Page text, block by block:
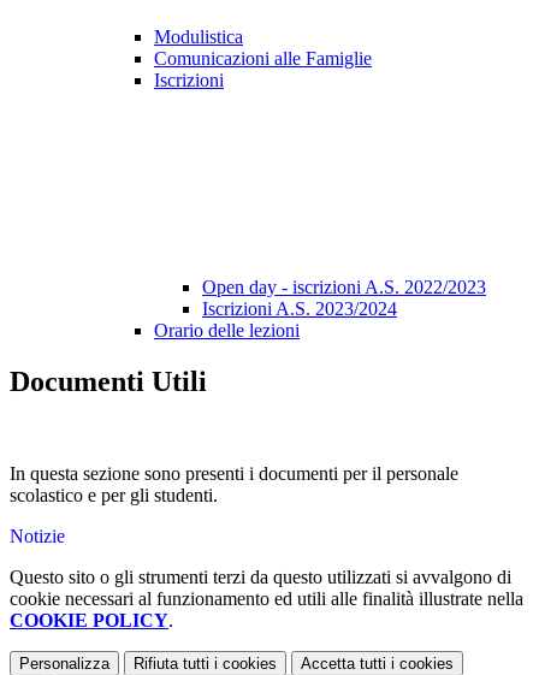
Modulistica
Comunicazioni alle Famiglie
Iscrizioni
Open day - iscrizioni A.S. 2022/2023
Iscrizioni A.S. 2023/2024
Orario delle lezioni
Documenti Utili
In questa sezione sono presenti i documenti per il personale
scolastico e per gli studenti.
Notizie
Questo sito o gli strumenti terzi da questo utilizzati si avvalgono di
cookie necessari al funzionamento ed utili alle finalità illustrate nella
COOKIE POLICY.
Personalizza Rifiuta tutti i cookies Accetta tutti i cookies